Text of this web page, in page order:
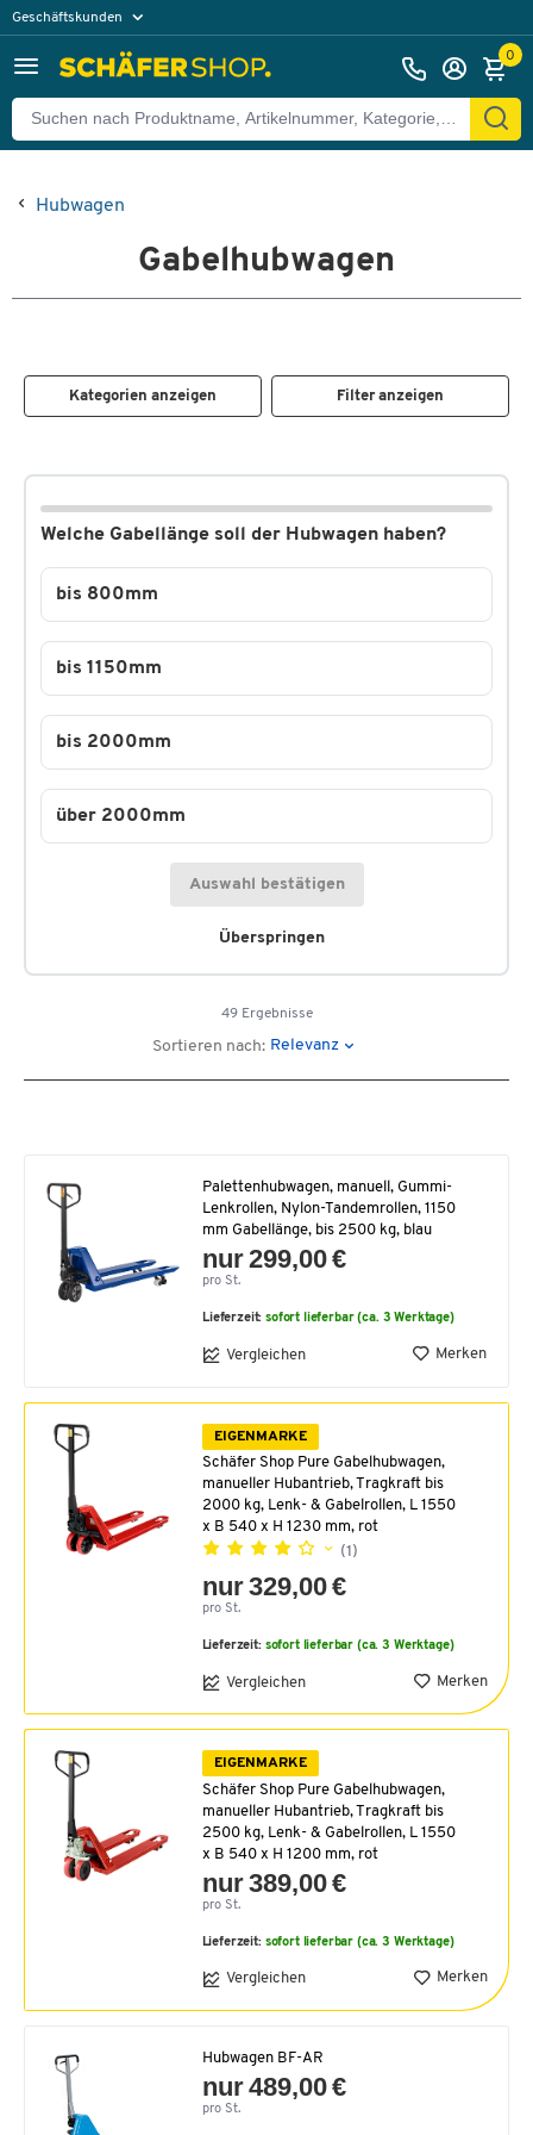
Geschäftskunden
0
Hubwagen
Gabelhubwagen
Kategorien anzeigen Filter anzeigen
Welche Gabellänge soll der Hubwagen haben?
Überspringen
bis 800mm
bis 1150mm
bis 2000mm
über 2000mm
Auswahl bestätigen
49 Ergebnisse
Sortieren nach: Relevanz
Palettenhubwagen, manuell, Gummi-
Lenkrollen, Nylon-Tandemrollen, 1150
mm Gabellänge, bis 2500 kg, blau
nur 299,00 €
pro St.
Lieferzeit:sofort lieferbar (ca. 3 Werktage)
Vergleichen Merken
EIGENMARKE
Schäfer Shop Pure Gabelhubwagen,
manueller Hubantrieb, Tragkraft bis
2000 kg, Lenk- & Gabelrollen, L 1550
x B 540 x H 1230 mm, rot
(1)
nur 329,00 €
pro St.
Lieferzeit: sofort lieferbar (ca. 3 Werktage)
Vergleichen Merken
EIGENMARKE
Schäfer Shop Pure Gabelhubwagen,
manueller Hubantrieb, Tragkraft bis
2500 kg, Lenk- & Gabelrollen, L 1550
x B 540 x H 1200 mm, rot
nur 389,00 €
pro St.
Lieferzeit: sofort lieferbar (ca. 3 Werktage)
Vergleichen Merken
Hubwagen BF-AR
nur 489,00 €
pro St.